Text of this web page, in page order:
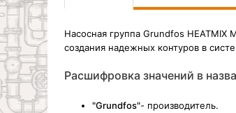
Насосная группа Grundfos
создания надежных контуров в
Расшифровка значений в
"Grundfos"- производитель.